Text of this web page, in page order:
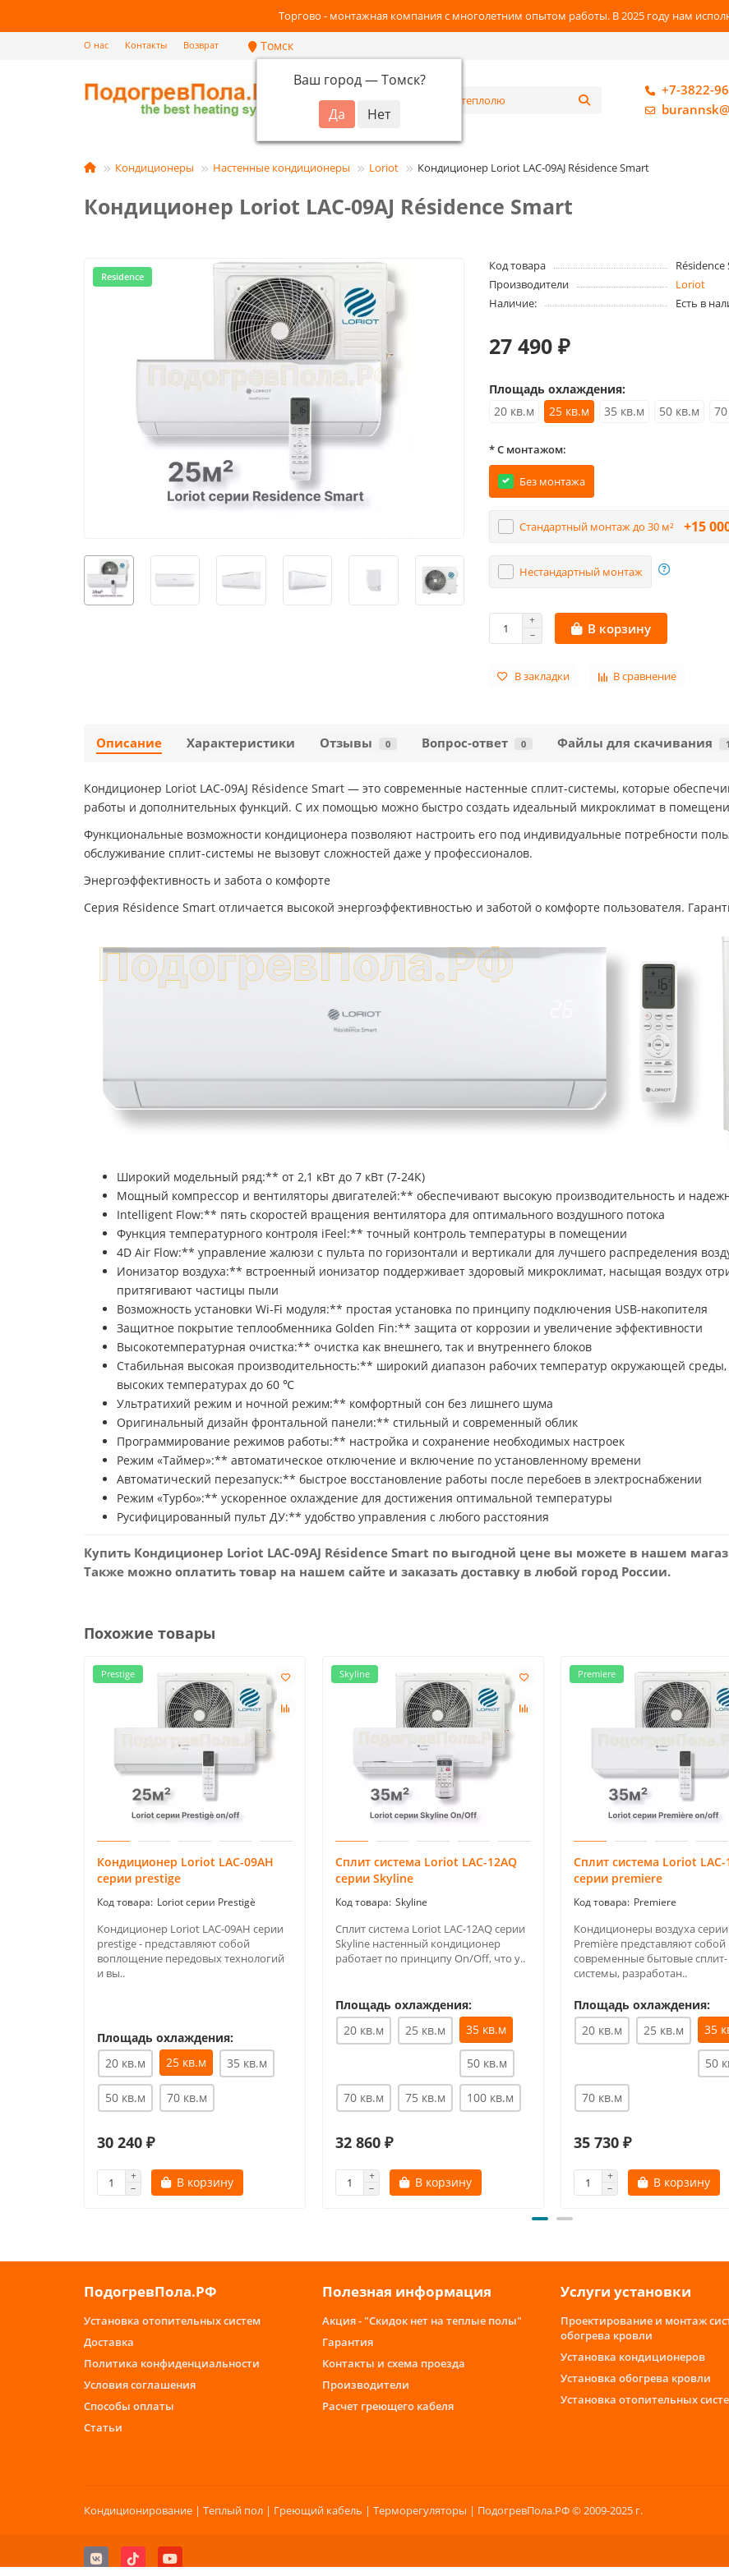
Торгово - монтажная компания с многолетним опытом работы. В 2025 году нам
О нас Контакты Возврат Томск
Ваш город —Томск?
Каталог
+7-3822-
Кондиционеры Настенные кондиционеры Loriot Кондиционер Loriot LAC-09AJ Résidence Smart
Кондиционер Loriot LAC-09AJ Résidence Smart
Residence
Код товара
Résidence
Производители
Loriot
Наличие:
Есть в
27 490 ₽
Площадь охлаждения:
20 кв.м
25 кв.м 35 кв.м 50 кв.м
* С монтажом:
Без монтажа
Стандартный монтаж до 30 м²+15
Нестандартный монтаж
В корзину
В закладки В сравнение
Описание Характеристики Отзывы 0 Вопрос-ответ 0 Файлы для скачивания 1
Кондиционер Loriot LAC-09AJ Résidence Smart — это современные настенные сплит-системы, которые
работы и дополнительных функций. С их помощью можно быстро создать идеальный микроклимат в
Функциональные возможности кондиционера позволяют настроить его под индивидуальные потребности
обслуживание сплит-системы не вызовут сложностей даже у профессионалов.
Энергоэффективность и забота о комфорте
Серия Résidence Smart отличается высокой энергоэффективностью и заботой о комфорте пользователя.
Широкий модельный ряд:** от 2,1 кВт до 7 кВт (7-24К)
Мощный компрессор и вентиляторы двигателей:** обеспечивают высокую производительность и
Intelligent Flow:** пять скоростей вращения вентилятора для оптимального воздушного потока
Функция температурного контроля iFeel:** точный контроль температуры в помещении
4D Air Flow:** управление жалюзи с пульта по горизонтали и вертикали для лучшего распределения
Ионизатор воздуха:** встроенный ионизатор поддерживает здоровый микроклимат, насыщая воздух
притягивают частицы пыли
Возможность установки Wi-Fi модуля:** простая установка по принципу подключения USB-накопителя
Защитное покрытие теплообменника Golden Fin:** защита от коррозии и увеличение эффективности
Высокотемпературная очистка:** очистка как внешнего, так и внутреннего блоков
Стабильная высокая производительность:** широкий диапазон рабочих температур окружающей
высоких температурах до 60 ℃
Ультратихий режим и ночной режим:** комфортный сон без лишнего шума
Оригинальный дизайн фронтальной панели:** стильный и современный облик
Программирование режимов работы:** настройка и сохранение необходимых настроек
Режим «Таймер»:** автоматическое отключение и включение по установленному времени
Автоматический перезапуск:** быстрое восстановление работы после перебоев в электроснабжении
Режим «Турбо»:** ускоренное охлаждение для достижения оптимальной температуры
Русифицированный пульт ДУ:** удобство управления с любого расстояния
Купить Кондиционер Loriot LAC-09AJ Résidence Smart по выгодной цене вы можете в нашем
Также можно оплатить товар на нашем сайте и заказать доставку в любой город России.
Похожие товары
Prestige
Кондиционер Loriot LAC-09AH
серии prestige
Loriot серии Prestigè
Кондиционер Loriot LAC-09AH серии
prestige - представляют собой
воплощение передовых технологий
и вы..
Площадь охлаждения:
20 кв.м
25 кв.м 35 кв.м
50 кв.м 70 кв.м
30 240 ₽
В корзину
Skyline
Сплит система Loriot LAC-12AQ
серии Skyline
Skyline
Сплит система Loriot LAC-12AQ серии
Skyline настенный кондиционер
работает по принципу On/Off, что у..
Площадь охлаждения:
20 кв.м
25 кв.м 35 кв.м
50 кв.м
70 кв.м 75 кв.м 100 кв.м
32 860 ₽
В корзину
Premiere
Сплит система Loriot LAC-
серии premiere
Premiere
Кондиционеры воздуха серии
Première представляют собой
современные бытовые сплит-
системы, разработан..
Площадь охлаждения:
20 кв.м
25 кв.м 35
50
70 кв.м
35 730 ₽
В корзину
ПодогревПола.РФ
Установка отопительных систем
Доставка
Политика конфиденциальности
Условия соглашения
Способы оплаты
Статьи
Полезная информация
Акция - "Скидок нет на теплые полы"
Гарантия
Контакты и схема проезда
Производители
Расчет греющего кабеля
Услуги установки
Проектирование и монтаж
обогрева кровли
Установка кондиционеров
Установка обогрева кровли
Установка отопительных
Кондиционирование | Теплый пол | Греющий кабель | Терморегуляторы | ПодогревПола.РФ © 2009-2025 г.